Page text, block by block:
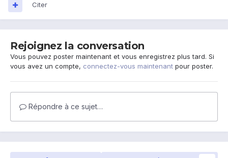
Citer
Rejoignez la conversation
Vous pouvez poster maintenant et vous enregistrez plus tard. Si
vous avez un compte, connectez-vous maintenant pour poster.
Répondre à ce sujet…